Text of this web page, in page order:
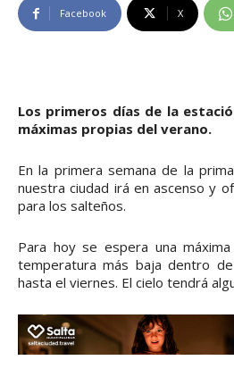
Facebook X
Los primeros días de la
máximas propias del verano.
En la primera semana de la
nuestra ciudad irá en ascenso y
para los salteños.
Para hoy se espera una
temperatura más baja dentro
hasta el viernes. El cielo tendrá